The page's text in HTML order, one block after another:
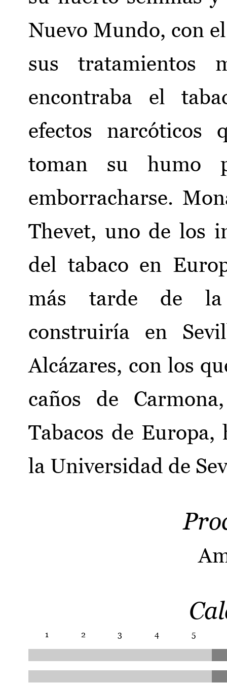
Nuevo Mundo, con
sus tratamientos
encontraba el
efectos narcóticos
toman su humo
emborracharse.
Thevet, uno de los
del tabaco en
más tarde de la
construiría en
Alcázares, con los
caños de
Tabacos de
la Universidad de
1 2 3 4 5